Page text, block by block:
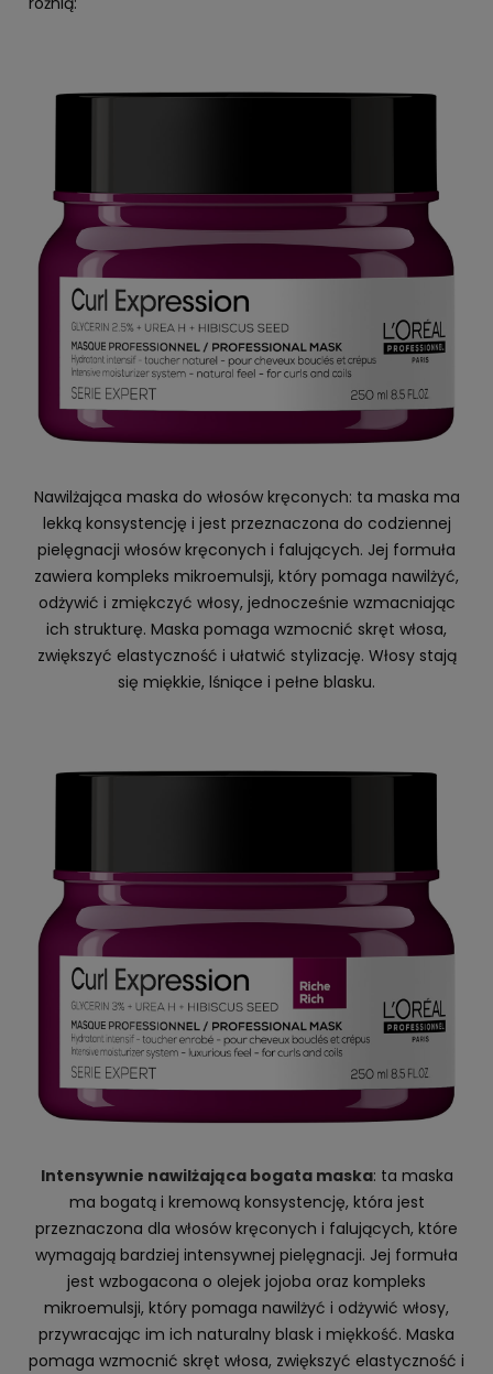
Nawilżająca maska do włosów kręconych: ta maska ma
lekką konsystencję i jest przeznaczona do codziennej
pielęgnacji włosów kręconych i falujących. Jej formuła
zawiera kompleks mikroemulsji, który pomaga nawilżyć,
odżywić i zmiękczyć włosy, jednocześnie wzmacniając
ich strukturę. Maska pomaga wzmocnić skręt włosa,
zwiększyć elastyczność i ułatwić stylizację. Włosy stają
się miękkie, lśniące i pełne blasku.
Intensywnie nawilżająca bogata maska: ta maska
ma bogatą i kremową konsystencję, która jest
przeznaczona dla włosów kręconych i falujących, które
wymagają bardziej intensywnej pielęgnacji. Jej formuła
jest wzbogacona o olejek jojoba oraz kompleks
mikroemulsji, który pomaga nawilżyć i odżywić włosy,
przywracając im ich naturalny blask i miękkość. Maska
pomaga wzmocnić skręt włosa, zwiększyć elastyczność i